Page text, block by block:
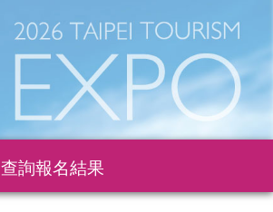
查詢報名結果